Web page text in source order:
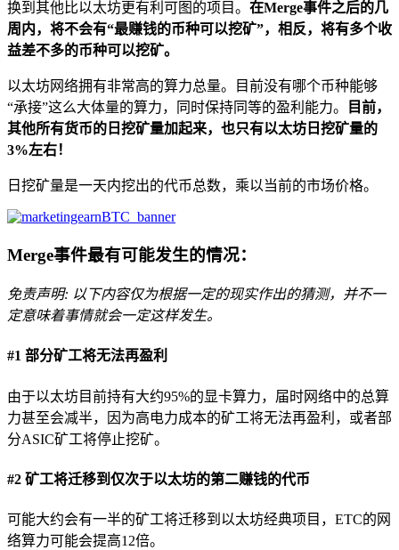
换到其他比以太坊更有利可图的项目。 在Merge事件之后的几
周内，将不会有“最赚钱的币种可以挖矿”，相反，将有多个收
益差不多的币种可以挖矿。
以太坊网络拥有非常高的算力总量。目前没有哪个币种能够
“承接”这么大体量的算力，同时保持同等的盈利能力。
目前，
其他所有货币的日挖矿量加起来，也只有以太坊日挖矿量的
3%左右！
日挖矿量是一天内挖出的代币总数，乘以当前的市场价格。
Merge事件最有可能发生的情况：
免责声明: 以下内容仅为根据一定的现实作出的猜测，并不一
定意味着事情就会一定这样发生。
#1 部分矿工将无法再盈利
由于以太坊目前持有大约95%的显卡算力，届时网络中的总算
力甚至会减半，因为高电力成本的矿工将无法再盈利，或者部
分ASIC矿工将停止挖矿。
#2 矿工将迁移到仅次于以太坊的第二赚钱的代币
可能大约会有一半的矿工将迁移到以太坊经典项目，ETC的网
络算力可能会提高12倍。